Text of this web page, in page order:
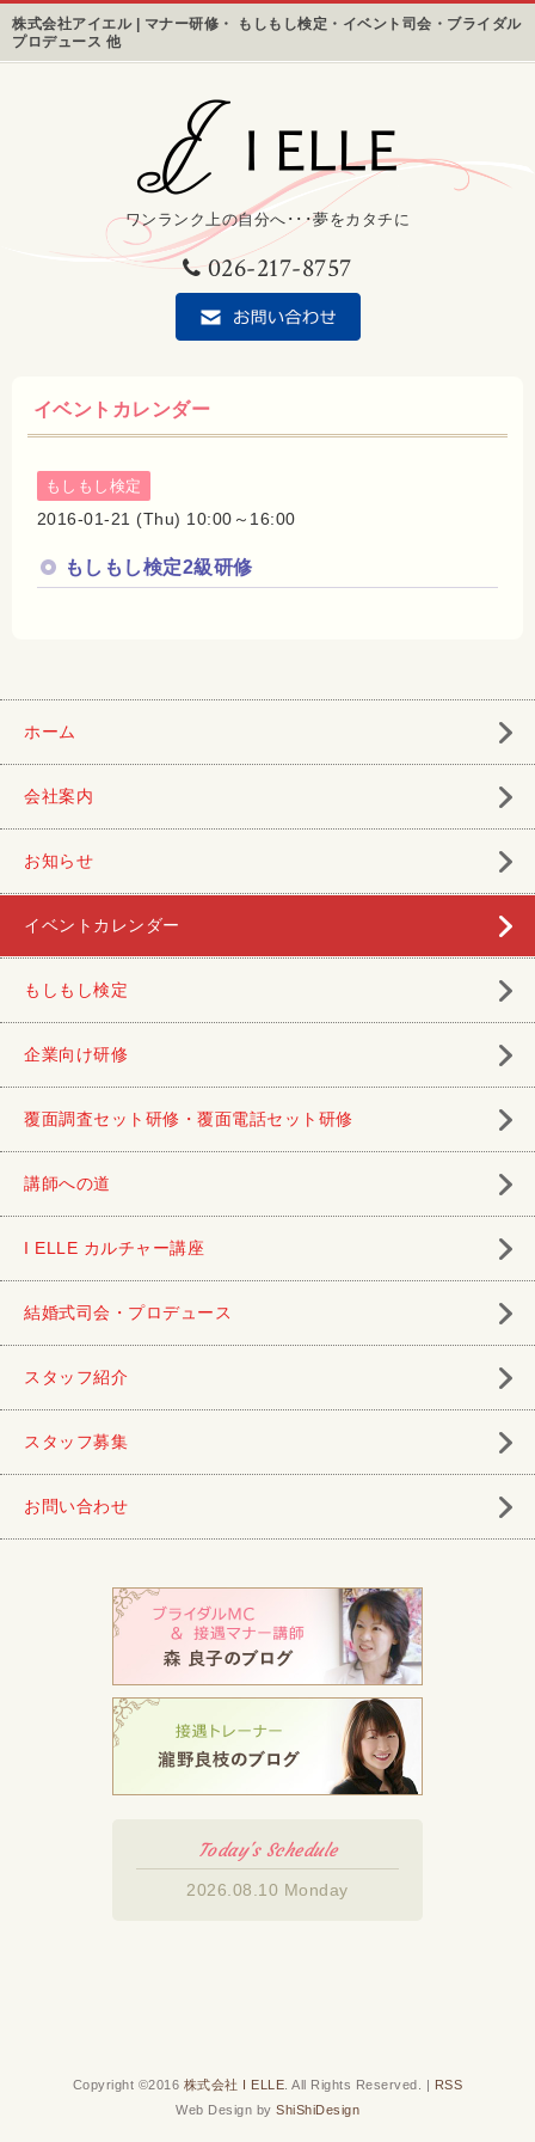
株式会社アイエル | マナー研修・ もしもし検定・イベント司会・ブライダル
プロデュース 他
ワンランク上の自分へ･･･夢をカタチに
026-217-8757
イベントカレンダー
もしもし検定
2016-01-21 (Thu) 10:00～16:00
もしもし検定2級研修
ホーム
会社案内
お知らせ
イベントカレンダー
もしもし検定
企業向け研修
覆面調査セット研修・覆面電話セット研修
講師への道
I ELLE カルチャー講座
結婚式司会・プロデュース
スタッフ紹介
スタッフ募集
お問い合わせ
Today's Schedule
2026.08.10 Monday
Copyright ©2016 株式会社 I ELLE . All Rights Reserved. | RSS
Web Design by ShiShiDesign